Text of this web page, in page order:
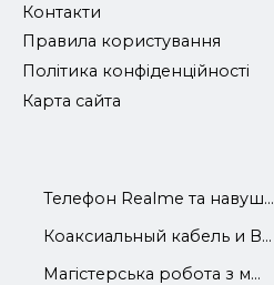
Контакти
Правила користування
Політика конфіденційності
Карта сайта
Телефон Realme та навуш...
Коаксиальный кабель и В...
Магістерська робота з м...